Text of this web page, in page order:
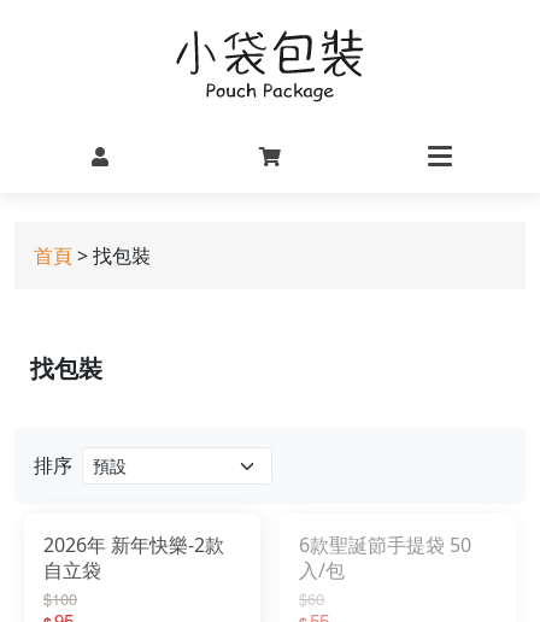
首頁> 找包裝
排序
2026年 新年快樂-2款
自立袋
$100
6款聖誕節手提袋 50
入/包
$60
找包裝